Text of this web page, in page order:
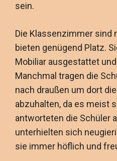
sein.
Die Klassenzimmer sind
bieten genügend Platz.
Mobiliar ausgestattet
Manchmal tragen die
nach draußen um dort
abzuhalten, da es meist
antworteten die Schüler
unterhielten sich
sie immer höflich und